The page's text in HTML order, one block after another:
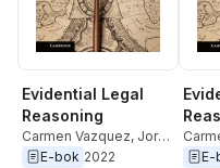
Evidential Legal
Reasoning
Carmen Vazquez, Jordi
Ferrer Beltran
E-bok 2022 E-